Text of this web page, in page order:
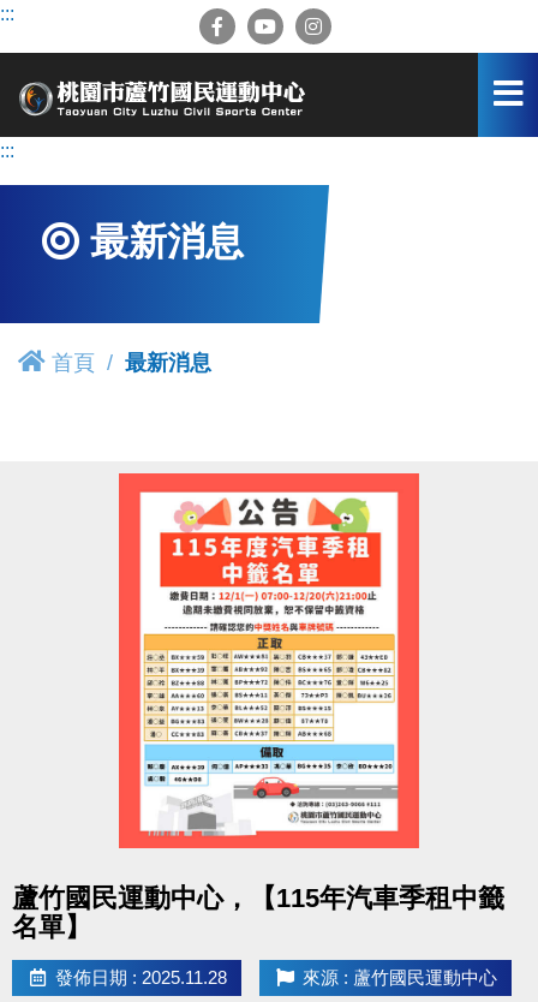
跳
容
:::
:::
最新消息
首頁 最新消息
蘆竹國民運動中心，【115年汽車季租中籤
名單】
發佈日期 : 2025.11.28 來源 : 蘆竹國民運動中心